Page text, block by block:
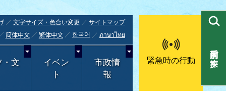
文字サイズ・色合い変更
サイトマップ
简体中文 繁体中文 한국어 ภาษาไทย
・文
イベン
ト
市政情
報
緊急時の行動 目的別で探す